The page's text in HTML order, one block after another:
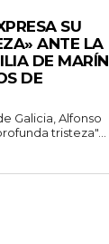
SU
ANTE LA
DE MARÍN
DE
Galicia, Alfonso
tristeza"...